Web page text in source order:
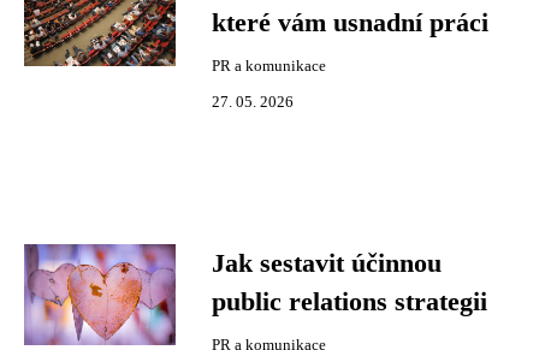
které vám usnadní práci
PR a komunikace
27. 05. 2026
Jak sestavit účinnou
public relations strategii
PR a komunikace